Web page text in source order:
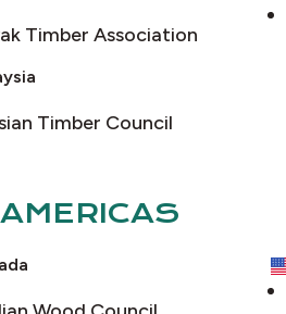
Timber Association
Timber Council
AMERICAS